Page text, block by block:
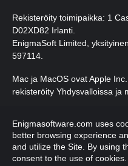
Rekisteröity toimipaikka: 1
D02XD82 Irlanti.
EnigmaSoft Limited,
597114.
Mac ja MacOS ovat Apple
rekisteröity Yhdysvalloissa ja
pidätetään.
Enigmasoftware.com uses
better browsing experience
and utilize the Site. By using
consent to the use of cookies.